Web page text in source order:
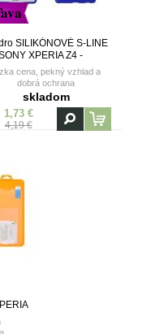
SILIKÓNOVÉ S-LINE
XPERIA Z4 -
cena, pekný vzhlad a
dobrá ochrana
skladom
1,73 €
4,19 €